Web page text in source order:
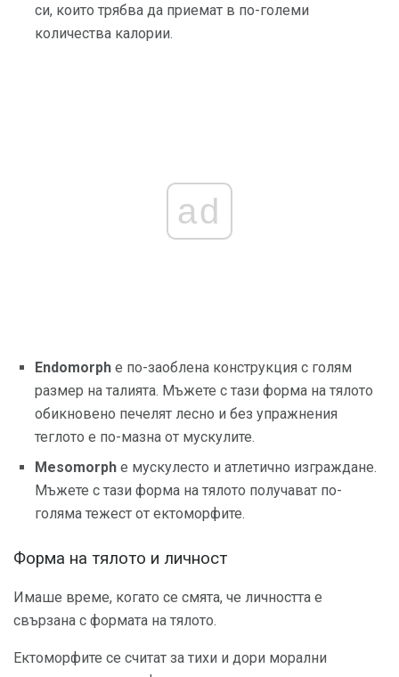
си, които трябва да приемат в по-големи
количества калории.
ad
Endomorph е по-заоблена конструкция с голям
размер на талията. Мъжете с тази форма на тялото
обикновено печелят лесно и без упражнения
теглото е по-мазна от мускулите.
Mesomorph е мускулесто и атлетично изграждане.
Мъжете с тази форма на тялото получават по-
голяма тежест от ектоморфите.
Форма на тялото и личност
Имаше време, когато се смята, че личността е
свързана с формата на тялото.
Ектоморфите се считат за тихи и дори морални